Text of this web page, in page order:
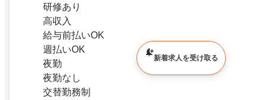
研修あり
高収入
給与前払いOK
週払いOK
夜勤
夜勤なし
交替勤務制
新着求人を受け取る